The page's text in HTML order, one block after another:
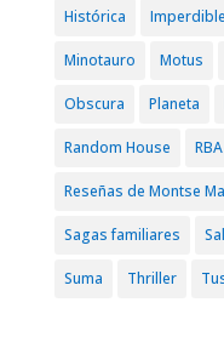
Histórica
Minotauro Motus
Obscura Planeta
Random House RBA
Reseñas de Montse
Sagas familiares
Suma Thriller